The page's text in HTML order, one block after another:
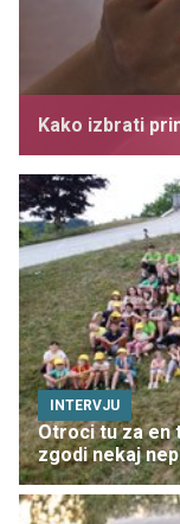
Kako izbrati
INTERVJU
Otroci tu za en
zgodi nekaj